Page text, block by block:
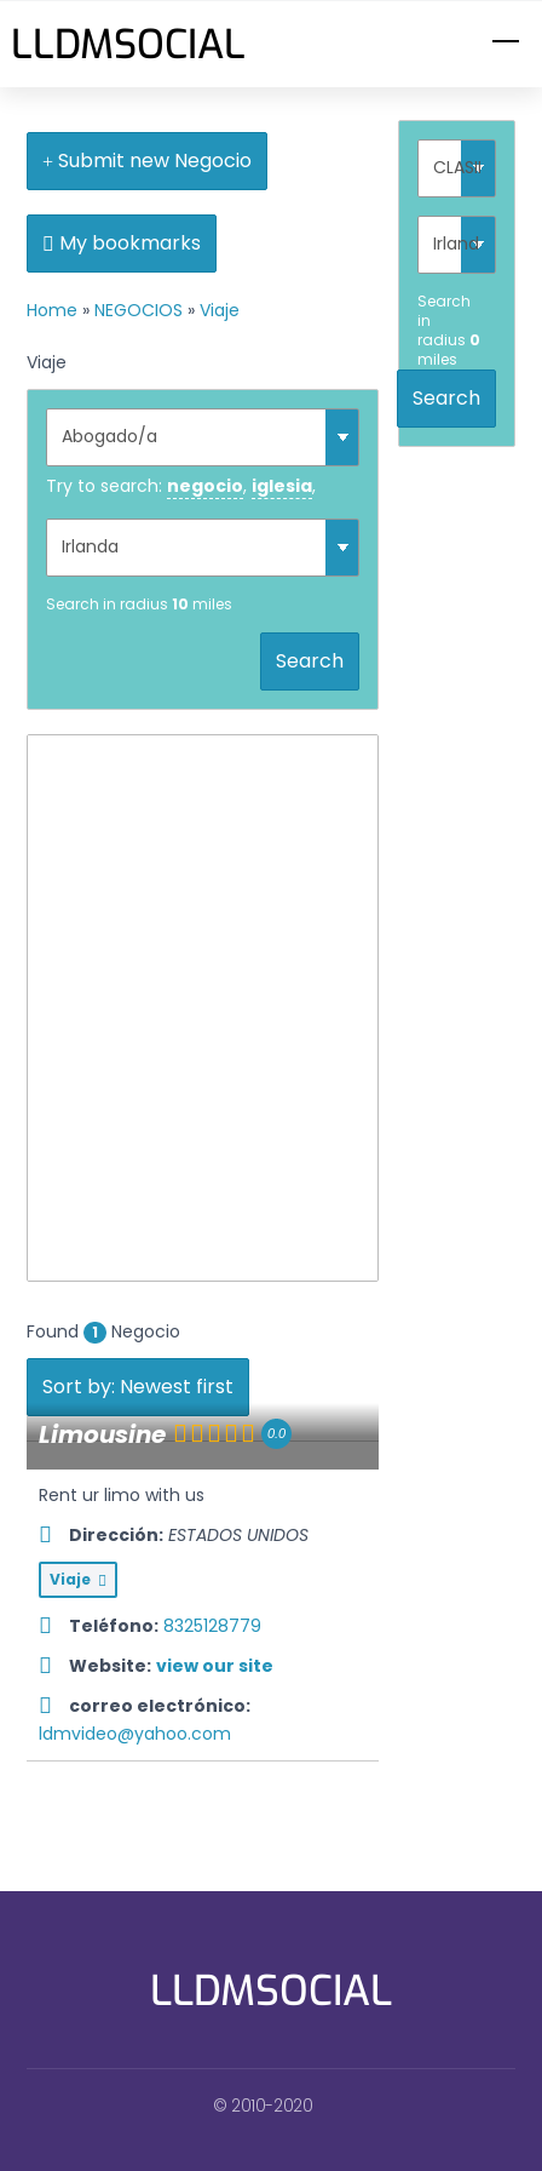
toLLDMSOCIAL
Submit new Negocio
My bookmarks
Home »NEGOCIOS »Viaje
Viaje
Try to search: negocio, iglesia,
Search in radius10 miles
Search
Found 1 Negocio
Sort by: Newest first
Limousine 0.0
Rent ur limo with us
Dirección: ESTADOS UNIDOS
Viaje
Teléfono: 8325128779
Website: view our site
correo electrónico:
ldmvideo@yahoo.com
Search
in
radius 0
miles
Search
LLDMSOCIAL
© 2010-2020